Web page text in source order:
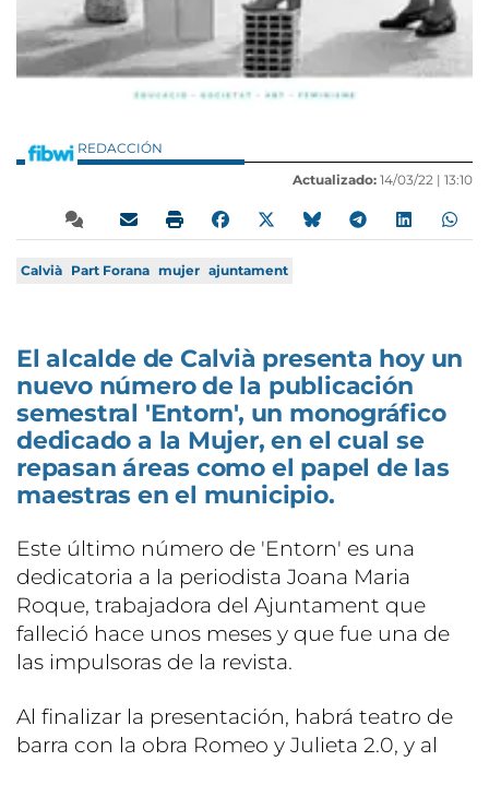
REDACCIÓN
Actualizado: 14/03/22 | 13:10
Calvià Part Forana mujer ajuntament
El alcalde de Calvià presenta hoy un
nuevo número de la publicación
semestral 'Entorn', un monográfico
dedicado a la Mujer, en el cual se
repasan áreas como el papel de las
maestras en el municipio.
Este último número de 'Entorn' es una
dedicatoria a la periodista Joana Maria
Roque, trabajadora del Ajuntament que
falleció hace unos meses y que fue una de
las impulsoras de la revista.
Al finalizar la presentación, habrá teatro de
barra con la obra Romeo y Julieta 2.0, y al